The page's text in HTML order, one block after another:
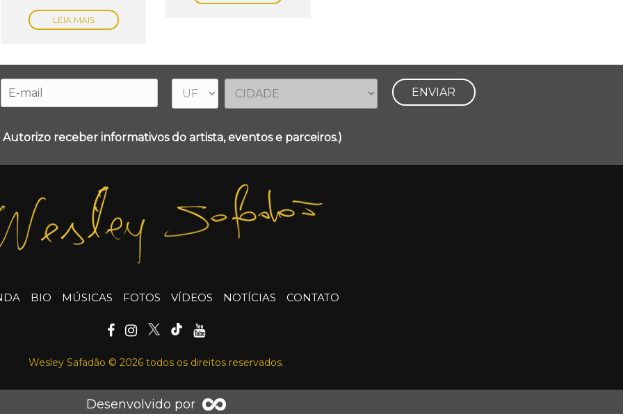
LEIA MAIS
Autorizo receber informativos do artista, eventos e parceiros.)
BIO MÚSICAS FOTOS VÍDEOS NOTÍCIAS CONTATO
Wesley Safadão © 2026 todos os direitos reservados.
Desenvolvido por